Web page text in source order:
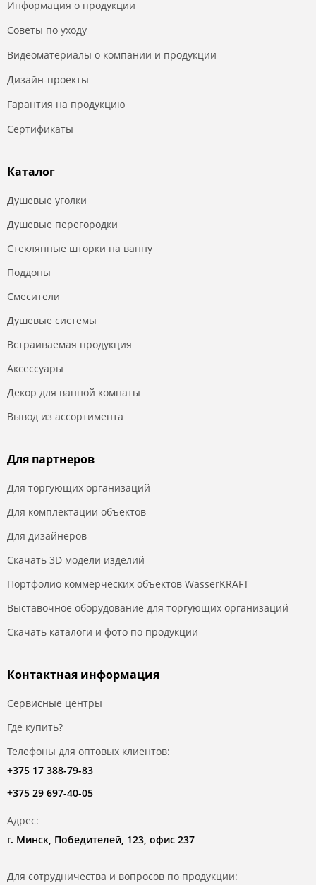
Информация о продукции
Советы по уходу
Видеоматериалы о компании и продукции
Дизайн-проекты
Гарантия на продукцию
Сертификаты
Каталог
Душевые уголки
Душевые перегородки
Стеклянные шторки на ванну
Поддоны
Смесители
Душевые системы
Встраиваемая продукция
Аксессуары
Декор для ванной комнаты
Вывод из ассортимента
Для партнеров
Для торгующих организаций
Для комплектации объектов
Для дизайнеров
Скачать 3D модели изделий
Портфолио коммерческих объектов WasserKRAFT
Выставочное оборудование для торгующих организаций
Скачать каталоги и фото по продукции
Контактная информация
Сервисные центры
Где купить?
Телефоны для оптовых клиентов:
+375 17 388-79-83
+375 29 697-40-05
Адрес:
г. Минск, Победителей, 123, офис 237
Для сотрудничества и вопросов по продукции: